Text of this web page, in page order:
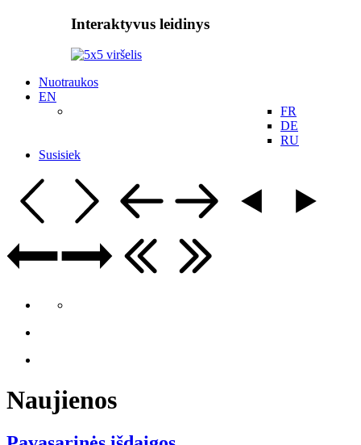
Interaktyvus leidinys
Nuotraukos
EN
FR
DE
RU
Susisiek
Naujienos